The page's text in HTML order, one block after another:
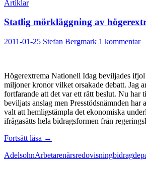
Artiklar
Statlig mörkläggning av
2011-01-25 Stefan Bergmark 1 kommentar
Högerextrema Nationell Idag beviljades ifjol
miljoner kronor vilket orsakade debatt. Jag
fortfarande att det var ett rätt beslut. Nu har
beviljats anslag men Presstödsnämnden har
valt att hemligstämpla det ekonomiska
ifrågasätts hela bidragsformen från
Fortsätt läsa Statlig
av
→
AdelsohnArbetarenårsredovisningbidrag